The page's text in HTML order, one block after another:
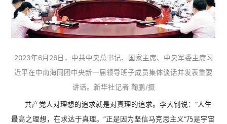
2023年6月26日，中共中央总书记、国家主席、中央军委主席习
近平在中南海同团中央新一届领导班子成员集体谈话并发表重要
讲话。新华社记者 鞠鹏/摄
共产党人对理想的追求就是对真理的追求。李大钊说：“人生
最高之理想，在求达于真理。”正是因为坚信马克思主义“乃是宇宙